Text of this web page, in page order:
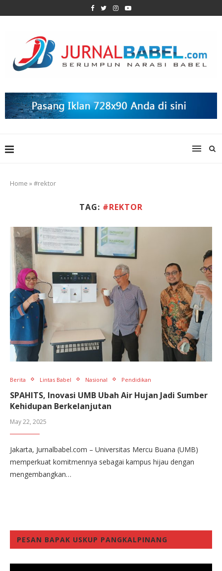
Home »#rektor
TAG: #REKTOR
Berita Lintas Babel Nasional Pendidikan
SPAHITS, Inovasi UMB Ubah Air Hujan Jadi Sumber
Kehidupan Berkelanjutan
May 22, 2025
Jakarta, Jurnalbabel.com – Universitas Mercu Buana (UMB)
memperkuat komitmennya sebagai kampus hijau dengan
mengembangkan…
PESAN BAPAK USKUP PANGKALPINANG